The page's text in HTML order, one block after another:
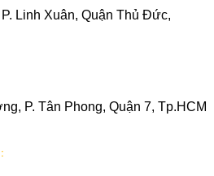
Linh Xuân, Quận Thủ Đức,
P. Tân Phong, Quận 7, Tp.HCM